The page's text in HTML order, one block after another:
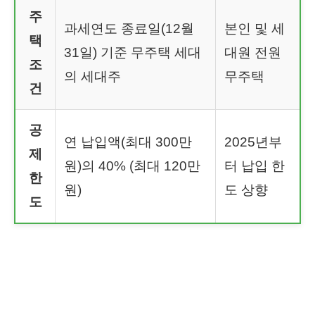
주
택
조
건
과세연도 종료일(12월
31일) 기준 무주택 세대
의 세대주
본인 및 세
대원 전원
무주택
공
제
한
도
연 납입액(최대 300만
원)의 40% (최대 120만
원)
2025년부
터 납입 한
도 상향